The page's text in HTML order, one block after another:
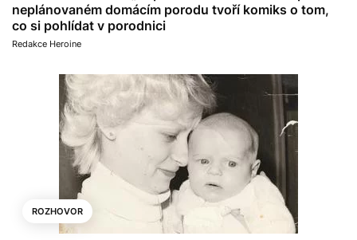
neplánovaném domácím porodu tvoří komiks o tom,
co si pohlídat v porodnici
Redakce Heroine
ROZHOVOR